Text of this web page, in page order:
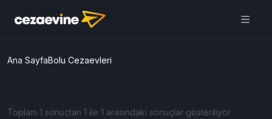
Ana SayfaBolu Cezaevleri
Toplam 1 sonuçtan 1 ile 1 arasındaki sonuçlar gösteriliyor